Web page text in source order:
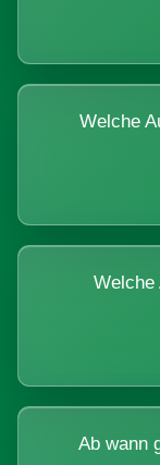
Welche
Welche
Ab wann